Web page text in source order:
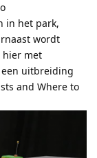
in het park,
wordt
hier met
een uitbreiding
and Where to